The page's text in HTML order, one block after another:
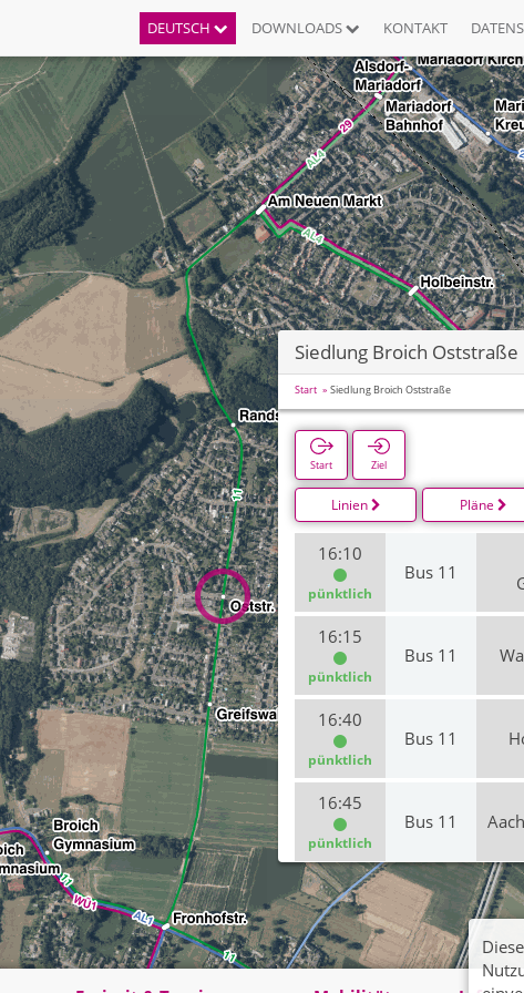
DEUTSCH DOWNLOADS KONTAKT
Siedlung Broich Oststraße
Start Siedlung Broich Oststraße
Start Ziel
Linien Pläne
16:10
pünktlich
Bus 11
16:15
pünktlich
Bus 11
16:40
pünktlich
Bus 11
16:45
pünktlich
Bus 11
17:10 Bus 11
17:15
Bus 11